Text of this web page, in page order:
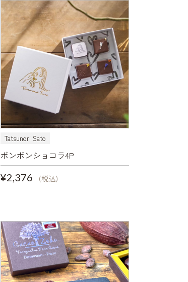
Tatsunori Sato
ボンボンショコラ4P
¥2,376
(税込)